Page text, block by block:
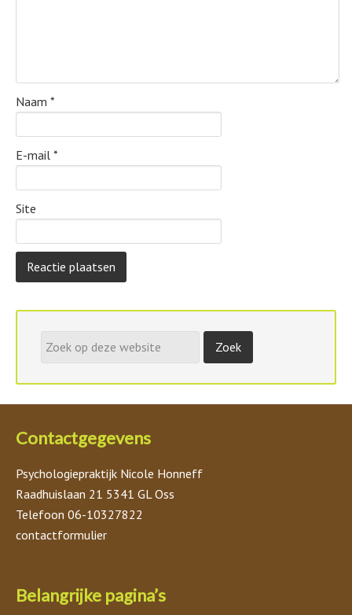
Naam *
E-mail *
Site
Contactgegevens
Psychologiepraktijk Nicole Honneff
Raadhuislaan 21 5341 GL Oss
Telefoon 06-10327822
contactformulier
Belangrijke pagina’s